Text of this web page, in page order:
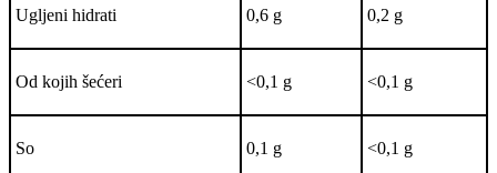
Ugljeni hidrati 0,6 g 0,2 g
Od kojih šećeri <0,1 g <0,1 g
So 0,1 g <0,1 g